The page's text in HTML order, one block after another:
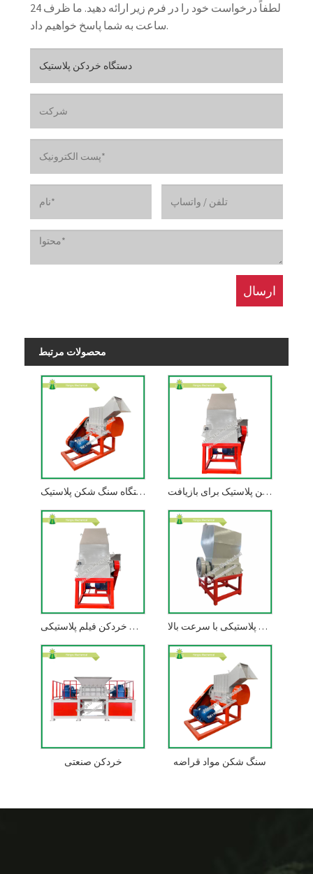
لطفاً درخواست خود را در فرم زیر ارائه دهید. ما ظرف 24
ساعت به شما پاسخ خواهیم داد.
محصولات مرتبط
دستگاه سنگ شکن پلاستیک دستگاه خردکن پلاستیک برای بازیافت
دستگاه های خردکن فیلم پلاستیکی سنگ شکن پلاستیکی با سرعت بالا
خردکن صنعتی سنگ شکن مواد قراضه